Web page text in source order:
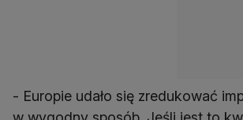
- Europie udało się zredukować